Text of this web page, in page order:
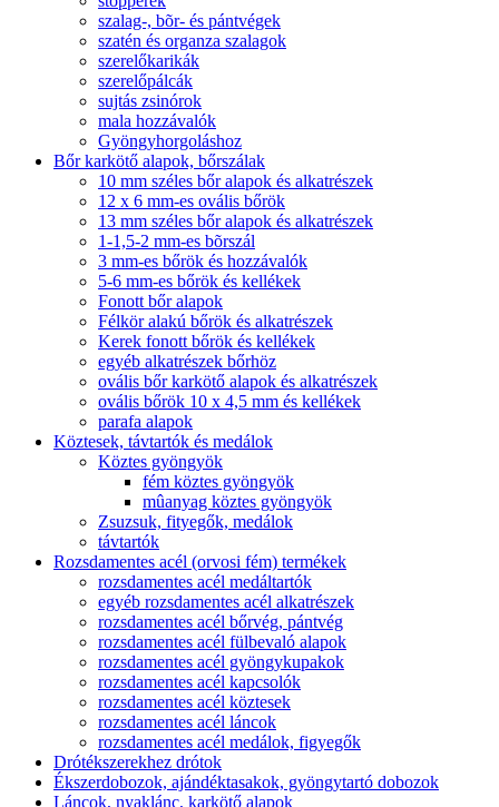
szalag-, bõr- és pántvégek
szatén és organza szalagok
szerelőkarikák
szerelőpálcák
sujtás zsinórok
mala hozzávalók
Gyöngyhorgoláshoz
Bőr karkötő alapok, bőrszálak
10 mm széles bőr alapok és alkatrészek
12 x 6 mm-es ovális bőrök
13 mm széles bőr alapok és alkatrészek
1-1,5-2 mm-es bõrszál
3 mm-es bőrök és hozzávalók
5-6 mm-es bőrök és kellékek
Fonott bőr alapok
Félkör alakú bőrök és alkatrészek
Kerek fonott bőrök és kellékek
egyéb alkatrészek bőrhöz
ovális bőr karkötő alapok és alkatrészek
ovális bőrök 10 x 4,5 mm és kellékek
parafa alapok
Köztesek, távtartók és medálok
Köztes gyöngyök
fém köztes gyöngyök
mûanyag köztes gyöngyök
Zsuzsuk, fityegők, medálok
távtartók
Rozsdamentes acél (orvosi fém) termékek
rozsdamentes acél medáltartók
egyéb rozsdamentes acél alkatrészek
rozsdamentes acél bőrvég, pántvég
rozsdamentes acél fülbevaló alapok
rozsdamentes acél gyöngykupakok
rozsdamentes acél kapcsolók
rozsdamentes acél köztesek
rozsdamentes acél láncok
rozsdamentes acél medálok, figyegők
Drótékszerekhez drótok
Ékszerdobozok, ajándéktasakok, gyöngytartó dobozok
Láncok, nyaklánc, karkötő alapok